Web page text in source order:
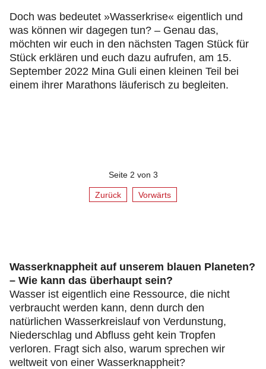
Doch was bedeutet »Wasserkrise« eigentlich und
was können wir dagegen tun? – Genau das,
möchten wir euch in den nächsten Tagen Stück für
Stück erklären und euch dazu aufrufen, am 15.
September 2022 Mina Guli einen kleinen Teil bei
einem ihrer Marathons läuferisch zu begleiten.
Seite 2 von 3
Zurück Vorwärts
Wasserknappheit auf unserem blauen Planeten?
– Wie kann das überhaupt sein?
Wasser ist eigentlich eine Ressource, die nicht
verbraucht werden kann, denn durch den
natürlichen Wasserkreislauf von Verdunstung,
Niederschlag und Abfluss geht kein Tropfen
verloren. Fragt sich also, warum sprechen wir
weltweit von einer Wasserknappheit?